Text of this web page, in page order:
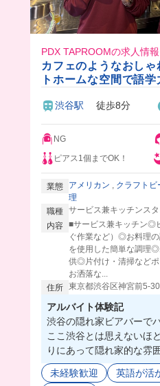
PDX TAPROOMの求人情報
カフェのようなおしゃ
トホームな空間で語
渋谷駅 徒歩8分
NG
ピアス1個までOK！
業態 アメリカン , クラフトビ
理
職種 サービス兼キッチンス
内容 ■サービス兼キッチン◎
ぐ作業など）◎お料理
を使用した簡単な調理
供◎片付け・清掃など
お洒落な...
住所 東京都渋谷区神宮前5-
アルバイト体験記
渋谷の隠れ家ビアバーで
ここ渋谷とは思えないほ
りにあって隠れ家的な雰
しかも店内はザ・アメリ
テキだった✨🇺🇸
未経験歓迎 英語が活